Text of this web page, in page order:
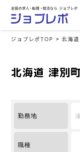
ジョブレポTOP 北海道
北海道 津別
勤務地
職種